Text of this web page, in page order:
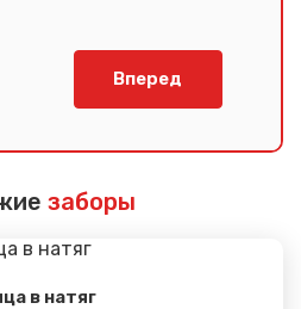
Вперед
заборы
в натяг